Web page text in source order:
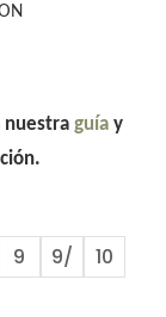
nuestra guíay
9 9/
10